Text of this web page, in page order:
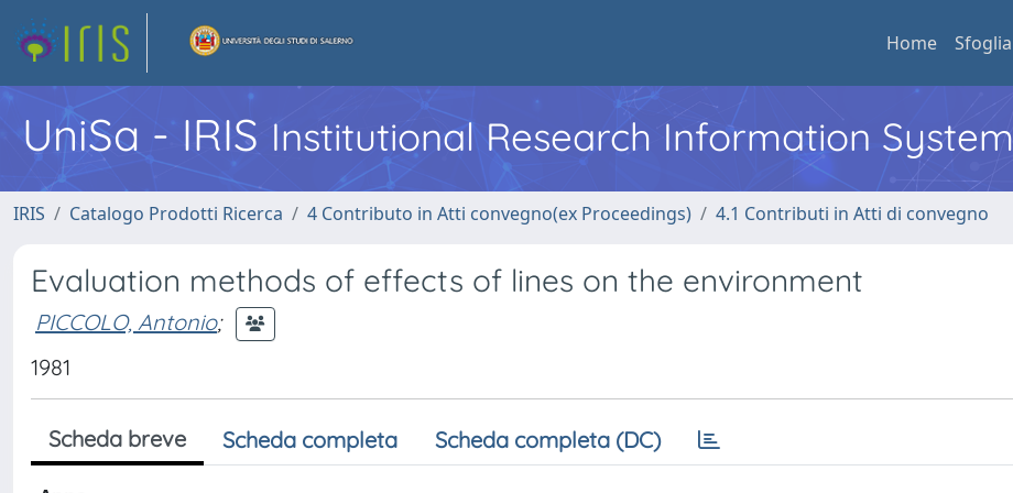
Home Sfoglia
UniSa - IRIS Institutional Research Information System
IRIS Catalogo Prodotti Ricerca 4 Contributo in Atti convegno(ex Proceedings) 4.1 Contributi in Atti di convegno
Evaluation methods of effects of lines on the environment
PICCOLO, Antonio;
1981
Scheda breve Scheda completa Scheda completa (DC)